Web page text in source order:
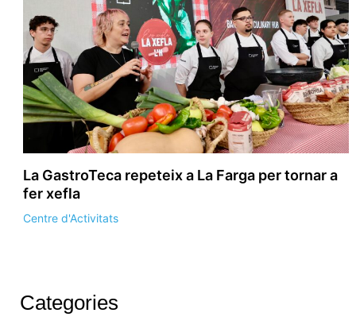
La GastroTeca repeteix a La Farga per tornar a
fer xefla
Centre d'Activitats
Categories